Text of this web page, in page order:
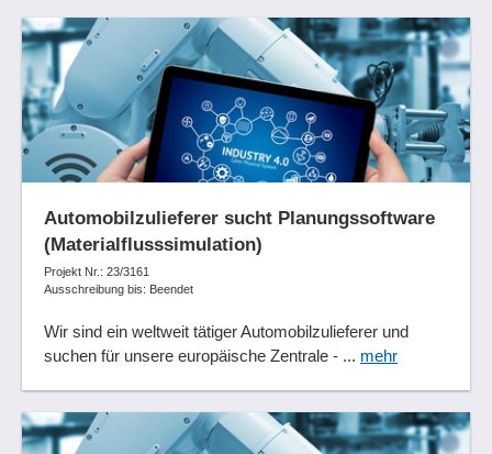
Automobilzulieferer sucht Planungssoftware
(Materialflusssimulation)
Projekt Nr.: 23/3161
Ausschreibung bis: Beendet
Wir sind ein weltweit tätiger Automobilzulieferer und
suchen für unsere europäische Zentrale - ... mehr